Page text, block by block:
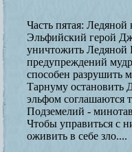
Часть пятая: Ледяной
Эльфийский герой
уничтожить Ледяной
предупреждений
способен разрушить
Тарнуму остановить
эльфом соглашаются
Подземелий -
Чтобы управиться с
оживить в себе зло....